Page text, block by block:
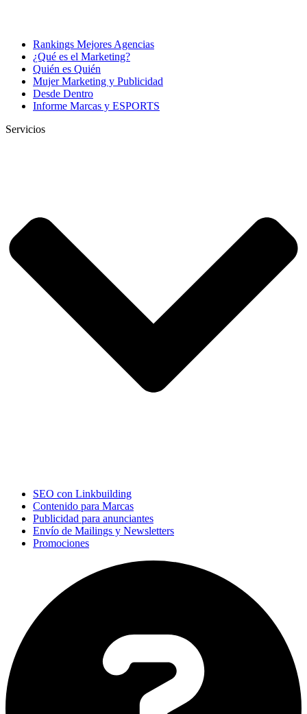
Rankings Mejores Agencias
¿Qué es el Marketing?
Quién es Quién
Mujer Marketing y Publicidad
Desde Dentro
Informe Marcas y ESPORTS
Servicios
SEO con Linkbuilding
Contenido para Marcas
Publicidad para anunciantes
Envío de Mailings y Newsletters
Promociones